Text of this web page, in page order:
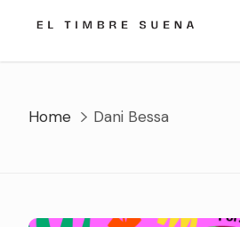
Home Dani Bessa